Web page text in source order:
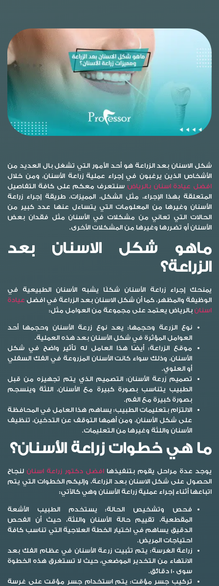
شكل الاسنان بعد الزراعة هو أحد الأمور التي تشغل بال العديد من
الأشخاص الذين يرغبون في إجراء عملية زراعة الأسنان، ومن خلال
افضل عيادة اسنان بالرياض سنتعرف معكم على كافة التفاصيل
المتعلقة بهذا الإجراء، مثل الشكل، المميزات، طريقة إجراء زراعة
الأسنان وغيرها من المعلومات التي يتساءل عنها عدد كبير من
الحالات التي تعاني من مشكلات في الأسنان مثل فقدان بعض
الأسنان أو تضررها وغيرها من المشكلات الأخرى.
ماهو شكل الاسنان بعد
الزراعة؟
يمنحك إجراء زراعة الأسنان شكلًا يشبه الأسنان الطبيعية في
الوظيفة والمظهر، كما أن شكل الاسنان بعد الزراعة في افضل عيادة
اسنان بالرياض يعتمد على مجموعة من العوامل مثل:
نوع الزرعة وحجمها: يعد نوع زرعة الأسنان وحجمها أحد
العوامل المؤثرة في شكل الأسنان بعد هذه العملية.
موقع الزراعة: أيضًا هذا العامل له تأثير واضح في شكل
الأسنان، وذلك سواء كانت الأسنان المزروعة في الفك السفلي
أو العلوي.
تصميم زرعة الأسنان: التصميم الذي يتم تجهيزه من قبل
الطبيب يتناسب بصورة كبيرة مع الأسنان، اللثة وينسجم
بصورة كبيرة مع الفم.
الالتزام بتعليمات الطبيب: يساهم هذا العامل في المحافظة
على شكل الأسنان، ومن أهمها التوقف عن التدخين، تنظيف
الأسنان واللثة وغيرها من التعليمات.
ما هي خطوات زراعة الأسنان؟
يوجد عدة مراحل يقوم بتنفيذها افضل دكتور زراعة اسنان لنجاح
الحصول على شكل الاسنان بعد الزراعة، وإليكم الخطوات التي يتم
اتباعها أثناء إجراء عملية زراعة الأسنان وهي كالآتي:
فحص وتشخيص الحالة: يستخدم الطبيب الأشعة
المقطعية، تقييم حالة الأسنان واللثة، حيث أن الفحص
الدقيق يساهم في اختيار الخطة العلاجية التي تناسب كافة
احتياجات المريض.
زراعة الغرسة: يتم تثبيت زرعة الأسنان في عظام الفك بعد
الانتهاء من التخدير الموضعي، حيث لا تستغرق هذه الخطوة
سوى 10 دقائق.
تركيب جسر مؤقت: يتم استخدام جسر مؤقت على غرسة